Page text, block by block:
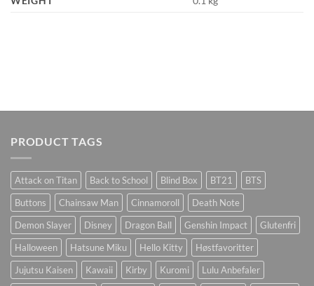
PRODUCT TAGS
Attack on Titan Back to School Blind Box BT21
BTS
Buttons
Chainsaw Man Cinnamoroll
Death Note
Demon Slayer
Disney Dragon Ball Genshin Impact
Glutenfri
Halloween
Hatsune Miku Hello Kitty
Høstfavoritter
Jujutsu Kaisen
Kawaii Kirby Kuromi
Lulu Anbefaler